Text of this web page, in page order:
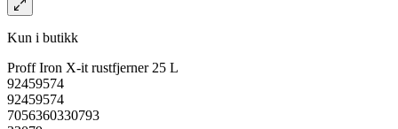
Kun i butikk
Proff Iron X-it rustfjerner 25 L
92459574
92459574
7056360330793